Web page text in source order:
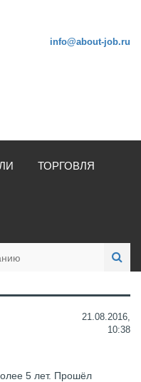
info@about-job.ru
ТОРГОВЛЯ
21.08.2016,
10:38
5 лет. Прошёл